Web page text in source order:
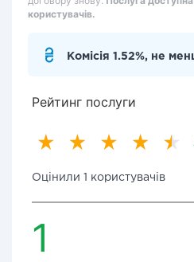
користувачів.
Комісія 1.52%, не
Рейтинг послуги
Оцінили 1 користувачів
1